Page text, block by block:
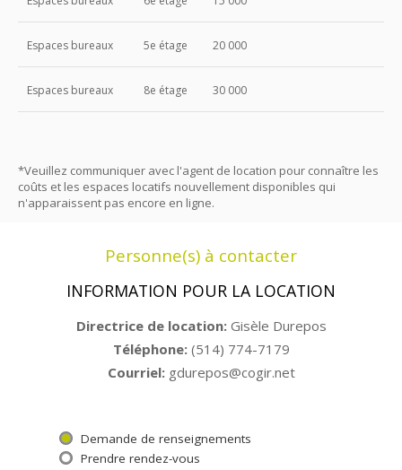
Espaces bureaux 5e étage 20 000
Espaces bureaux 8e étage 30 000
*Veuillez communiquer avec l'agent de location pour connaître les
coûts et les espaces locatifs nouvellement disponibles qui
n'apparaissent pas encore en ligne.
Personne(s) à contacter
INFORMATION POUR LA LOCATION
Directrice de location:Gisèle Durepos
Téléphone:(514) 774-7179
Courriel: gdurepos@cogir.net
Demande de renseignements
Prendre rendez-vous